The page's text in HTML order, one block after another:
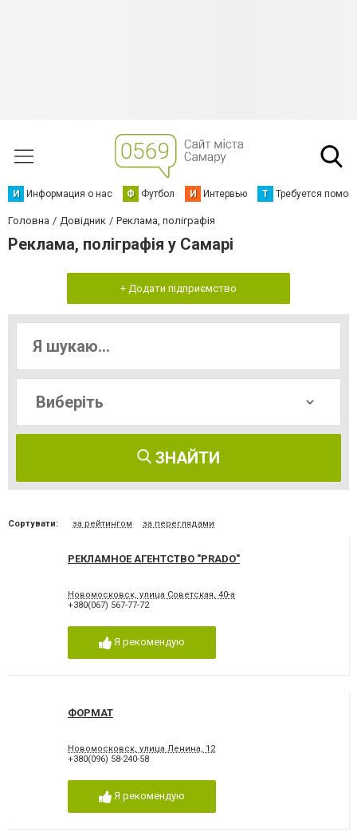
И Информация о нас Ф Футбол И Интервью Т Требуется
Головна Довідник Реклама, поліграфія
Реклама, поліграфія у Самарі
+ Додати підприємство
ЗНАЙТИ
Сортувати: за рейтингом за переглядами
РЕКЛАМНОЕ АГЕНТСТВО "PRADO"
Новомосковск, улица Советская, 40-а
+380(067) 567-77-72
Я рекомендую
ФОРМАТ
Новомосковск, улица Ленина, 12
+380(096) 58-240-58
Я рекомендую